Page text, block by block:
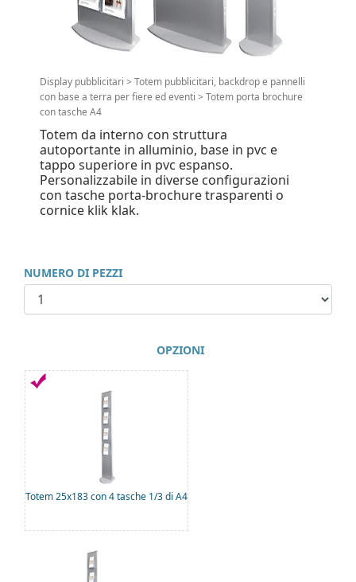
Display pubblicitari > Totem pubblicitari, backdrop e pannelli
con base a terra per fiere ed eventi > Totem porta brochure
con tasche A4
Totem da interno con struttura
autoportante in alluminio, base in pvc e
tappo superiore in pvc espanso.
Personalizzabile in diverse configurazioni
con tasche porta-brochure trasparenti o
cornice klik klak.
NUMERO DI PEZZI
OPZIONI
Totem 25x183 con 4 tasche 1/3 di A4